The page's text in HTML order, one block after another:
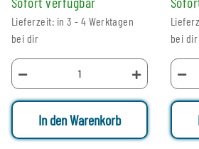
Lieferzeit: in 3 - 4 Werktagen
bei dir
In den Warenkorb
bei dir